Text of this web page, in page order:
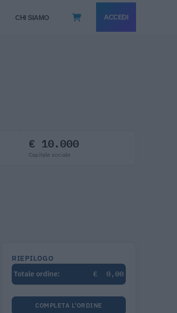
CHI SIAMO ACCEDI
€ 10.000
Capitale sociale
RIEPILOGO
Totale ordine:
€ 0,00
COMPLETA L'ORDINE